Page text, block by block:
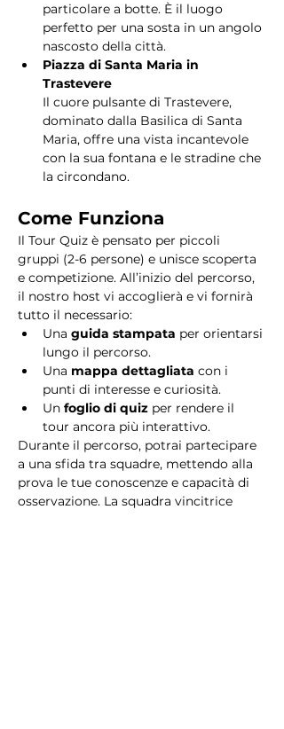
particolare a botte. È il luogo
perfetto per una sosta in un angolo
nascosto della città.
Piazza di Santa Maria in
Trastevere
Il cuore pulsante di Trastevere,
dominato dalla Basilica di Santa
Maria, offre una vista incantevole
con la sua fontana e le stradine che
la circondano.
Come Funziona
Il Tour Quiz è pensato per piccoli
gruppi (2-6 persone) e unisce scoperta
e competizione. All’inizio del percorso,
il nostro host vi accoglierà e vi fornirà
tutto il necessario:
Una guida stampata per orientarsi
lungo il percorso.
Una mappa dettagliata con i
punti di interesse e curiosità.
Un foglio di quiz per rendere il
tour ancora più interattivo.
Durante il percorso, potrai partecipare
a una sfida tra squadre, mettendo alla
prova le tue conoscenze e capacità di
osservazione. La squadra vincitrice